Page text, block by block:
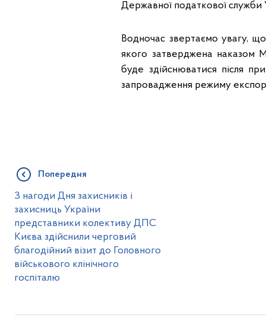
Державної податкової служби
Водночас звертаємо увагу,
якого затверджена наказом
буде здійснюватися після
запровадження режиму
Попередня
З нагоди Дня захисників і
захисниць України
представники колективу ДПС
Києва здійснили черговий
благодійний візит до Головного
військового клінічного
госпіталю